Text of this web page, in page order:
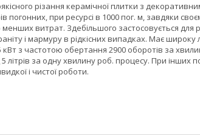
різання керамічної плитки з
погонних, при ресурсі в 1000 пог. м, завдяки
витрат. Здебільшого застосовується для
і мармуру в рідкісних випадках. Має широку
з частотою обертання 2900 оборотів за
літрів за одну хвилину роб. процесу. При інших
і чистої роботи.